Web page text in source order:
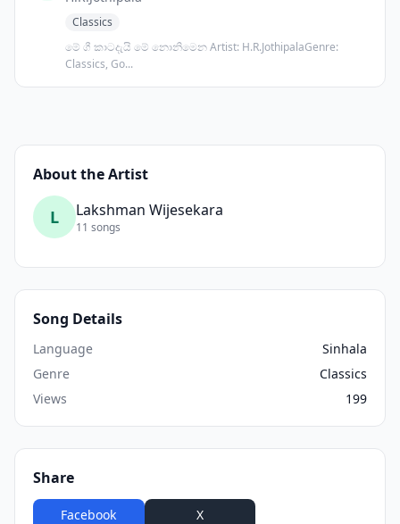
Classics
මේ ගී කාටදැයි මේ නොනිමෙන Artist: H.R.JothipalaGenre:
Classics, Go...
About the Artist
L Lakshman Wijesekara
11 songs
Song Details
Language
Sinhala
Genre
Classics
Views
199
Share
Facebook X